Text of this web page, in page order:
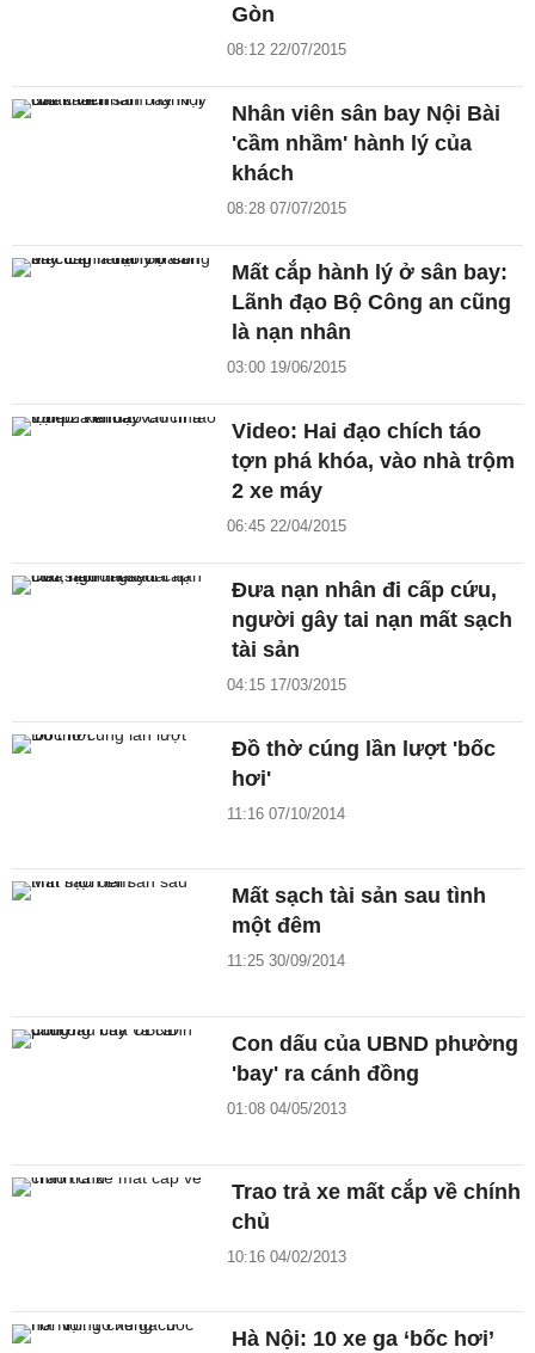
Gòn
08:12 22/07/2015
Nhân viên sân bay Nội Bài
'cầm nhầm' hành lý của
khách
08:28 07/07/2015
Mất cắp hành lý ở sân bay:
Lãnh đạo Bộ Công an cũng
là nạn nhân
03:00 19/06/2015
Video: Hai đạo chích táo
tợn phá khóa, vào nhà trộm
2 xe máy
06:45 22/04/2015
Đưa nạn nhân đi cấp cứu,
người gây tai nạn mất sạch
tài sản
04:15 17/03/2015
Đồ thờ cúng lần lượt 'bốc
hơi'
11:16 07/10/2014
Mất sạch tài sản sau tình
một đêm
11:25 30/09/2014
Con dấu của UBND phường
'bay' ra cánh đồng
01:08 04/05/2013
Trao trả xe mất cắp về chính
chủ
10:16 04/02/2013
Hà Nội: 10 xe ga ‘bốc hơi’